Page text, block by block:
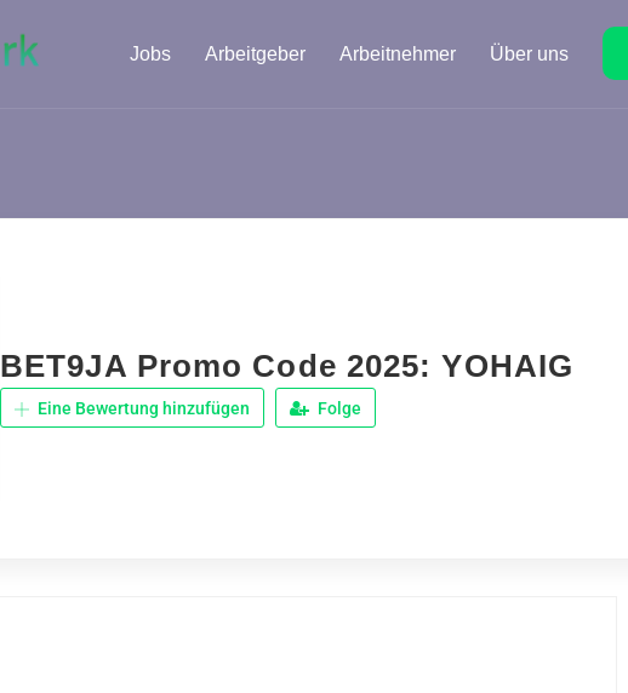
Jobs Arbeitgeber Arbeitnehmer Über uns
BET9JA Promo Code 2025: YOHAIG
Eine Bewertung hinzufügen Folge